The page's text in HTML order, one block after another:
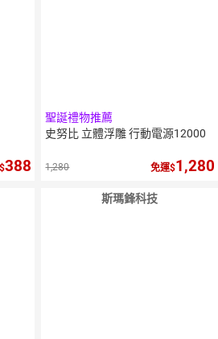
388
聖誕禮物推薦
史努比 立體浮雕 行動電源12000
1,280 免運 1,280
斯瑪鋒科技